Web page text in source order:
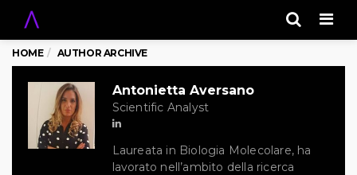
HOME AUTHOR ARCHIVE
Antonietta Aversano
Scientific Analyst
Laureata in Biologia Molecolare, ha
lavorato nell’ambito della ricerca